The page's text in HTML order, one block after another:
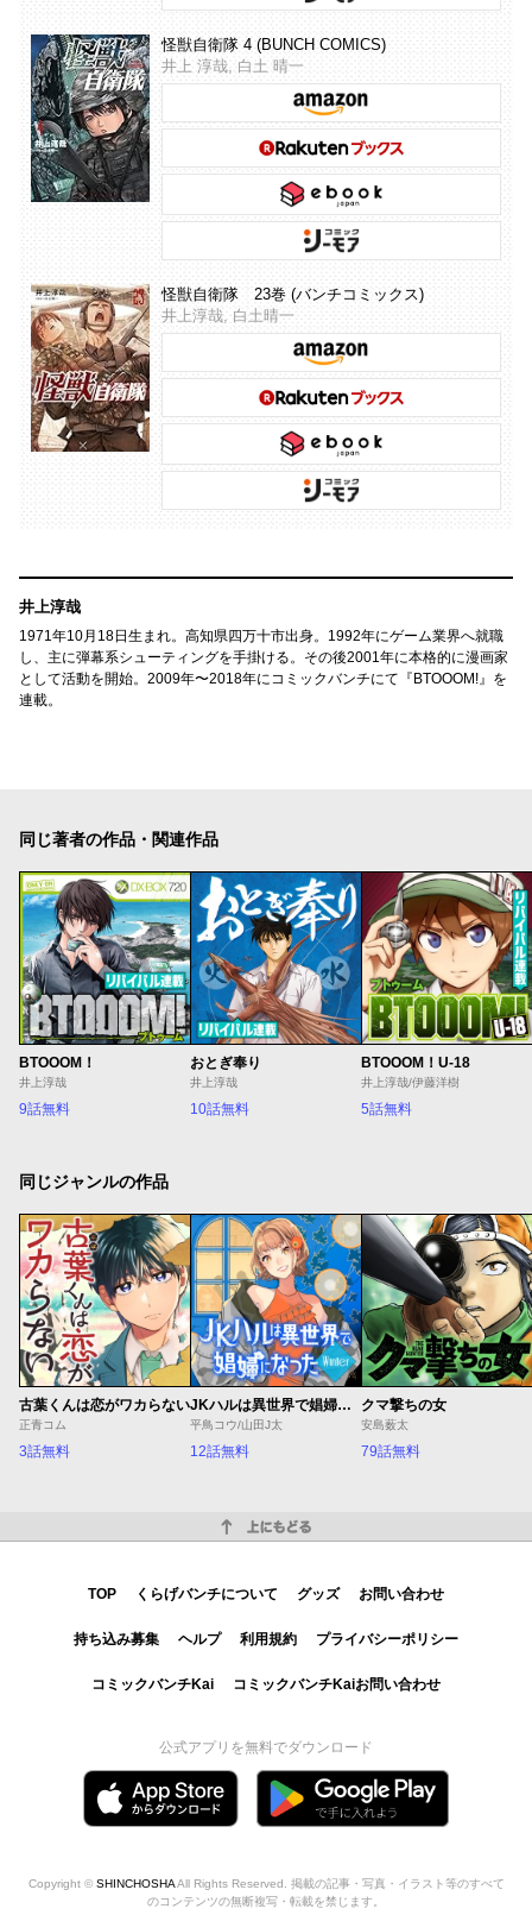
怪獣自衛隊 4 (BUNCH COMICS)
井上 淳哉, 白土 晴一
怪獣自衛隊 23巻 (バンチコミックス)
井上淳哉, 白土晴一
井上淳哉
1971年10月18日生まれ。高知県四万十市出身。1992年にゲーム業界へ就職
し、主に弾幕系シューティングを手掛ける。その後2001年に本格的に漫画家
として活動を開始。2009年〜2018年にコミックバンチにて『BTOOOM!』を
連載。
同じ著者の作品・関連作品
BTOOOM！
井上淳哉
9話無料
おとぎ奉り
井上淳哉
10話無料
BTOOOM！U-18
井上淳哉/伊藤洋樹
5話無料
同じジャンルの作品
古葉くんは恋がワカらない
正青コム
3話無料
JKハルは異世界で娼婦になった Winter
平鳥コウ/山田J太
12話無料
クマ撃ちの女
安島薮太
79話無料
TOP くらげバンチについて グッズ お問い合わせ
持ち込み募集 ヘルプ 利用規約 プライバシーポリシー
コミックバンチKai コミックバンチKaiお問い合わせ
公式アプリを無料でダウンロード
Copyright © SHINCHOSHAAll Rights Reserved. 掲載の記事・写真・イラスト等のすべて
のコンテンツの無断複写・転載を禁じます。